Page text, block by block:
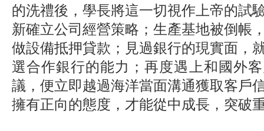
的洗禮後，學長將這一切視作上帝的試
新確立公司經營策略；生產基地被倒帳
做設備抵押貸款；見過銀行的現實面，
選合作銀行的能力；再度遇上和國外
議，便立即越過海洋當面溝通獲取客戶
擁有正向的態度，才能從中成長，突破